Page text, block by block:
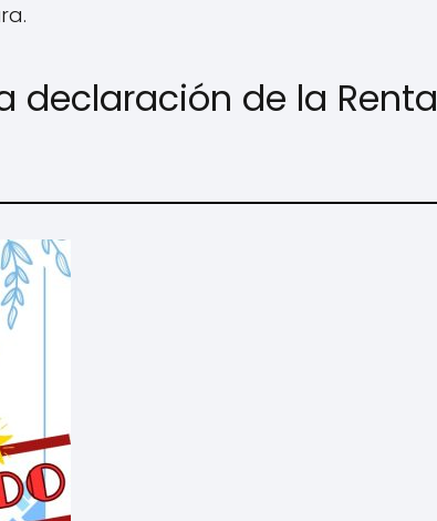
declaración de la